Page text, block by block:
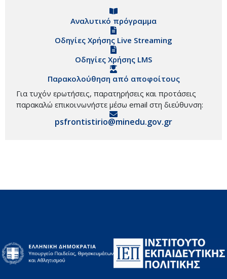
Αναλυτικό πρόγραμμα
Οδηγίες Χρήσης Live Streaming
Οδηγίες Χρήσης LMS
Παρακολούθηση από αποφοίτους
Για τυχόν ερωτήσεις, παρατηρήσεις και προτάσεις
παρακαλώ επικοινωνήστε μέσω email στη διεύθυνση:
psfrontistirio@minedu.gov.gr